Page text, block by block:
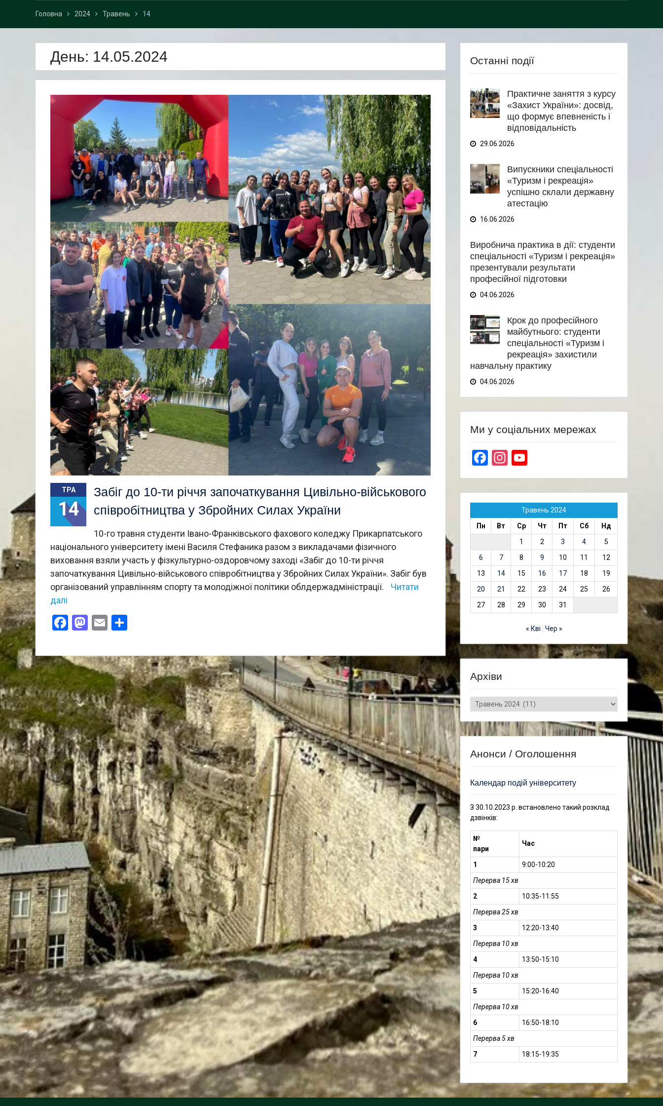
Головна 2024 Травень 14
День: 14.05.2024
ТРА
14
Забіг до 10-ти річчя започаткування Цивільно-військового
співробітництва у Збройних Силах України
10-го травня студенти Івано-Франківського фахового коледжу Прикарпатського
національного університету імені Василя Стефаника разом з викладачами фізичного
виховання взяли участь у фізкультурно-оздоровчому заході «Забіг до 10-ти річчя
започаткування Цивільно-військового співробітництва у Збройних Силах України». Забіг був
організований управлінням спорту та молодіжної політики облдержадміністрації.
Читати
далі
Facebook
Mastodon
Email
Останні події
Практичне заняття з курсу
«Захист України»: досвід,
що формує впевненість і
відповідальність
29.06.2026
Випускники спеціальності
«Туризм і рекреація»
успішно склали державну
атестацію
16.06.2026
Виробнича практика в дії: студенти
спеціальності «Туризм і рекреація»
презентували результати
професійної підготовки
04.06.2026
Крок до професійного
майбутнього: студенти
спеціальності «Туризм і
рекреація» захистили
навчальну практику
04.06.2026
Ми у соціальних мережах
Facebook
Instagram
Травень 2024
Пн
Вт Ср Чт Пт Сб
Нд
1
2 3 4
5
6
7 8 9 10 11
12
13
14 15 16 17 18
19
20
21 22 23 24 25
26
27
28 29 30 31
« Кві Чер »
Архіви
Архіви
Анонси / Оголошення
Календар подій університету
З 30.10.2023 р. встановлено такий розклад
дзвінків:
№
пари
Час
1
9:00-10:20
Перерва 15 хв
2
10:35-11:55
Перерва 25 хв
3
12:20-13:40
Перерва 10 хв
4
13:50-15:10
Перерва 10 хв
5
15:20-16:40
Перерва 10 хв
6
16:50-18:10
Перерва 5 хв
7
18:15-19:35